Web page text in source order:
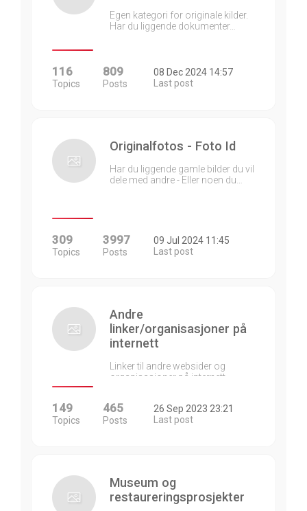
Egen kategori for originale kilder.
Har du liggende dokumenter…
116
Topics
809
Posts
08 Dec 2024 14:57
Last post
Originalfotos - Foto Id
Har du liggende gamle bilder du vil
dele med andre - Eller noen du…
309
Topics
3997
Posts
09 Jul 2024 11:45
Last post
Andre
linker/organisasjoner på
internett
Linker til andre websider og
organisasjoner på internett…
149
Topics
465
Posts
26 Sep 2023 23:21
Last post
Museum og
restaureringsprosjekter